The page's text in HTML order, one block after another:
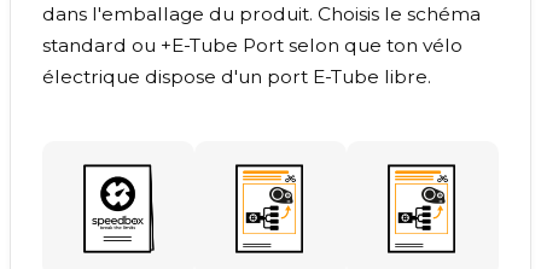
dans l'emballage du produit. Choisis le schéma
standard ou +E-Tube Port selon que ton vélo
électrique dispose d'un port E-Tube libre.